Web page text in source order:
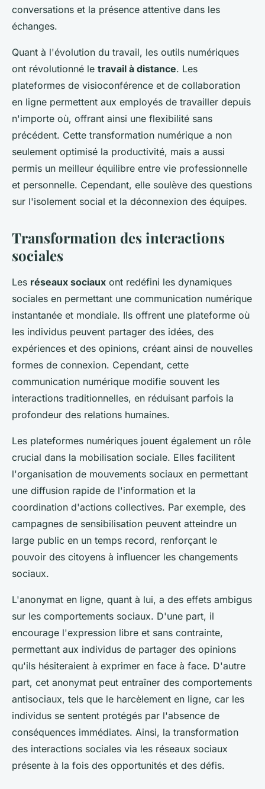
conversations et la présence attentive dans les
échanges.
Quant à l'évolution du travail, les outils numériques
ont révolutionné le travail à distance. Les
plateformes de visioconférence et de collaboration
en ligne permettent aux employés de travailler depuis
n'importe où, offrant ainsi une flexibilité sans
précédent. Cette transformation numérique a non
seulement optimisé la productivité, mais a aussi
permis un meilleur équilibre entre vie professionnelle
et personnelle. Cependant, elle soulève des questions
sur l'isolement social et la déconnexion des équipes.
Transformation des interactions
sociales
Les réseaux sociaux ont redéfini les dynamiques
sociales en permettant une communication numérique
instantanée et mondiale. Ils offrent une plateforme où
les individus peuvent partager des idées, des
expériences et des opinions, créant ainsi de nouvelles
formes de connexion. Cependant, cette
communication numérique modifie souvent les
interactions traditionnelles, en réduisant parfois la
profondeur des relations humaines.
Les plateformes numériques jouent également un rôle
crucial dans la mobilisation sociale. Elles facilitent
l'organisation de mouvements sociaux en permettant
une diffusion rapide de l'information et la
coordination d'actions collectives. Par exemple, des
campagnes de sensibilisation peuvent atteindre un
large public en un temps record, renforçant le
pouvoir des citoyens à influencer les changements
sociaux.
L'anonymat en ligne, quant à lui, a des effets ambigus
sur les comportements sociaux. D'une part, il
encourage l'expression libre et sans contrainte,
permettant aux individus de partager des opinions
qu'ils hésiteraient à exprimer en face à face. D'autre
part, cet anonymat peut entraîner des comportements
antisociaux, tels que le harcèlement en ligne, car les
individus se sentent protégés par l'absence de
conséquences immédiates. Ainsi, la transformation
des interactions sociales via les réseaux sociaux
présente à la fois des opportunités et des défis.